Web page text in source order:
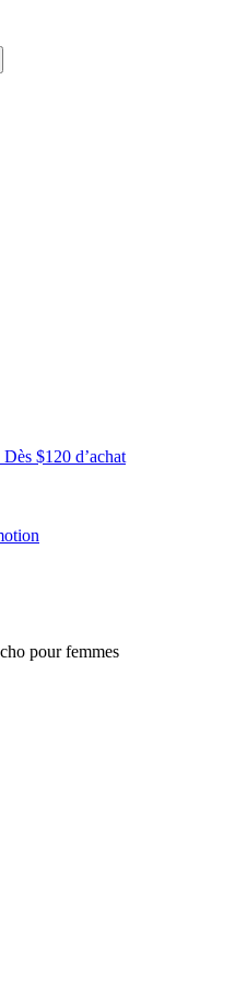
Dès $120 d’achat
pour femmes